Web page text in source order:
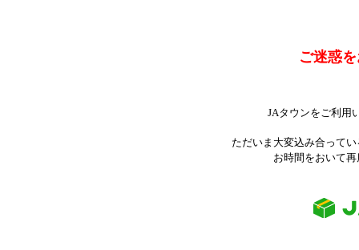
ご迷惑
JAタウンをご利用
ただいま大変込み合って
お時間をおいて